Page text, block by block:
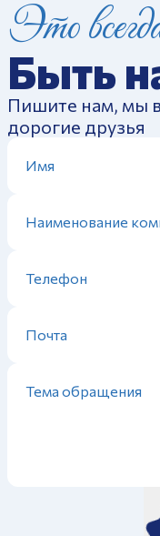
Это
Быть
Пишите нам, мы
дорогие друзья